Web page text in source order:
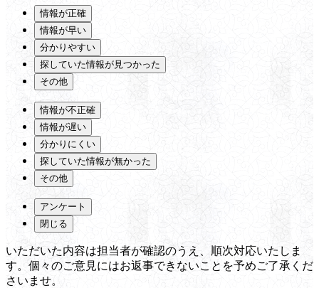
情報が正確
情報が早い
分かりやすい
探していた情報が見つかった
その他
情報が不正確
情報が遅い
分かりにくい
探していた情報が無かった
その他
アンケート
閉じる
いただいた内容は担当者が確認のうえ、順次対応いたしま
す。個々のご意見にはお返事できないことを予めご了承くだ
さいませ。